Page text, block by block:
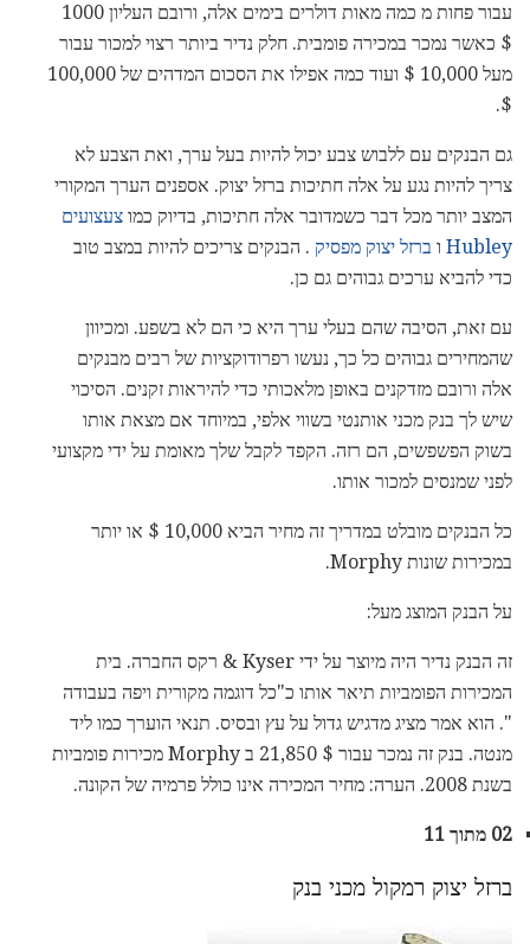
עבור פחות מ כמה מאות דולרים בימים אלה, ורובם העליון 1000
$ כאשר נמכר במכירה פומבית. חלק נדיר ביותר רצוי למכור עבור
מעל 10,000 $ ועוד כמה אפילו את הסכום המדהים של 100,000
$.
גם הבנקים עם ללבוש צבע יכול להיות בעל ערך, ואת הצבע לא
צריך להיות נגע על אלה חתיכות ברזל יצוק. אספנים הערך המקורי
המצב יותר מכל דבר כשמדובר אלה חתיכות, בדיוק כמו צעצועים
Hubley ו ברזל יצוק מפסיק . הבנקים צריכים להיות במצב טוב
כדי להביא ערכים גבוהים גם כן.
עם זאת, הסיבה שהם בעלי ערך היא כי הם לא בשפע. ומכיוון
שהמחירים גבוהים כל כך, נעשו רפרודוקציות של רבים מבנקים
אלה ורובם מזדקנים באופן מלאכותי כדי להיראות זקנים. הסיכוי
שיש לך בנק מכני אותנטי בשווי אלפי, במיוחד אם מצאת אותו
בשוק הפשפשים, הם רזה. הקפד לקבל שלך מאומת על ידי מקצועי
לפני שמנסים למכור אותו.
כל הבנקים מובלט במדריך זה מחיר הביא 10,000 $ או יותר
במכירות שונות Morphy.
על הבנק המוצג מעל:
זה הבנק נדיר היה מיוצר על ידי Kyser & רקס החברה. בית
המכירות הפומביות תיאר אותו כ"כל דוגמה מקורית ויפה בעבודה
". הוא אמר מציג מדגיש גדול על עץ ובסיס. תנאי הוערך כמו ליד
מנטה. בנק זה נמכר עבור $ 21,850 ב Morphy מכירות פומביות
בשנת 2008. הערה: מחיר המכירה אינו כולל פרמיה של הקונה.
02 מתוך 11
ברזל יצוק רמקול מכני בנק